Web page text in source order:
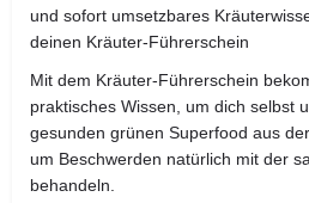
und sofort umsetzbares
deinen Kräuter-Führerschein
Mit dem Kräuter-Führerschein
praktisches Wissen, um dich selbst
gesunden grünen Superfood aus
um Beschwerden natürlich mit der
behandeln.